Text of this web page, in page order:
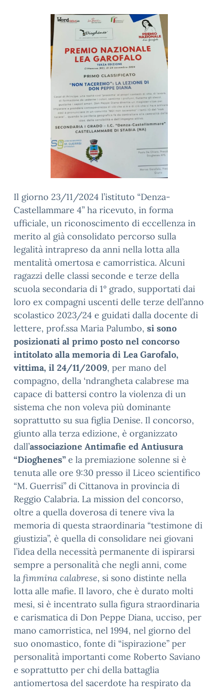
Il giorno 23/11/2024 l’istituto “Denza-
Castellammare 4” ha ricevuto, in forma
ufficiale, un riconoscimento di eccellenza in
merito al già consolidato percorso sulla
legalità intrapreso da anni nella lotta alla
mentalità omertosa e camorristica. Alcuni
ragazzi delle classi seconde e terze della
scuola secondaria di 1° grado, supportati dai
loro ex compagni uscenti delle terze dell’anno
scolastico 2023/24 e guidati dalla docente di
lettere, prof.ssa Maria Palumbo, si sono
posizionati al primo posto nel concorso
intitolato alla memoria di Lea Garofalo,
vittima, il 24/11/2009, per mano del
compagno, della ‘ndrangheta calabrese ma
capace di battersi contro la violenza di un
sistema che non voleva più dominante
soprattutto su sua figlia Denise. Il concorso,
giunto alla terza edizione, è organizzato
dall’associazione Antimafie ed Antiusura
“Dioghenes” e la premiazione solenne si è
tenuta alle ore 9:30 presso il Liceo scientifico
“M. Guerrisi” di Cittanova in provincia di
Reggio Calabria. La mission del concorso,
oltre a quella doverosa di tenere viva la
memoria di questa straordinaria “testimone di
giustizia”, è quella di consolidare nei giovani
l’idea della necessità permanente di ispirarsi
sempre a personalità che negli anni, come
la fimmina calabrese, si sono distinte nella
lotta alle mafie. Il lavoro, che è durato molti
mesi, si è incentrato sulla figura straordinaria
e carismatica di Don Peppe Diana, ucciso, per
mano camorristica, nel 1994, nel giorno del
suo onomastico, fonte di “ispirazione” per
personalità importanti come Roberto Saviano
e soprattutto per chi della battaglia
antiomertosa del sacerdote ha respirato da